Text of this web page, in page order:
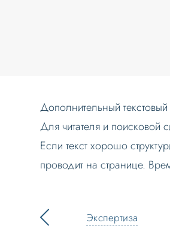
Дополнительный
Для читателя и поисковой
Если текст хорошо
проводит на странице.
Экспертиза